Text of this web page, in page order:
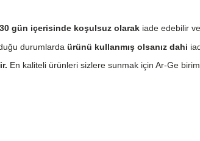
30 gün içerisinde koşulsuz olarak iade edebilir
durumlarda ürünü kullanmış olsanız dahi
En kaliteli ürünleri sizlere sunmak için Ar-Ge